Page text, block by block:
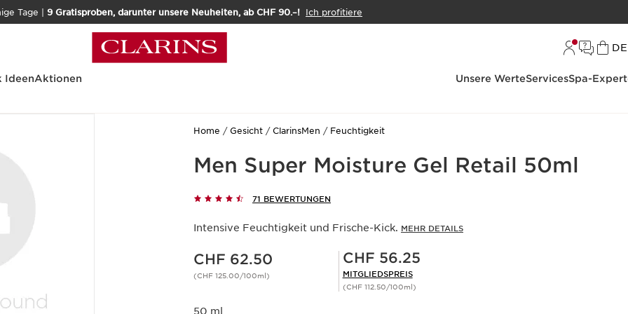
Tage | 9 Gratisproben, darunter unsere Neuheiten, ab CHF 90.–! Ich profitiere
DE
IdeenAktionen Unsere WerteServicesSpa-
Home Gesicht ClarinsMen Feuchtigkeit
Men Super Moisture Gel Retail 50ml
71 BEWERTUNGEN
Intensive Feuchtigkeit und Frische-Kick. MEHR DETAILS
Aktueller Preis CHF 62.50
CHF 62.50
(CHF 125.00/100ml)
Mitgliederpreis CHF 56.25
CHF 56.25
MITGLIEDSPREIS
(CHF 112.50/100ml)
50 ml